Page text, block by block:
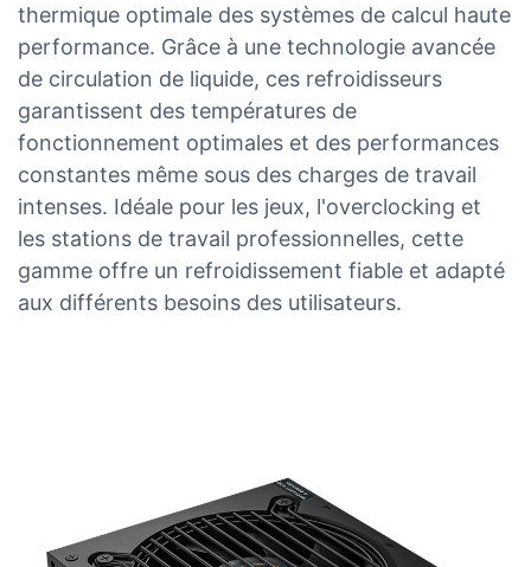
thermique optimale des systèmes de calcul haute
performance. Grâce à une technologie avancée
de circulation de liquide, ces refroidisseurs
garantissent des températures de
fonctionnement optimales et des performances
constantes même sous des charges de travail
intenses. Idéale pour les jeux, l'overclocking et
les stations de travail professionnelles, cette
gamme offre un refroidissement fiable et adapté
aux différents besoins des utilisateurs.